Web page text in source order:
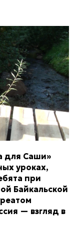
для Саши»
уроках,
при
Байкальской
— взгляд в